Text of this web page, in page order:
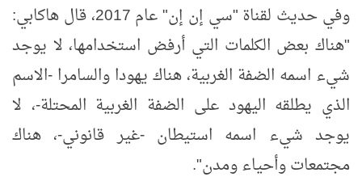
وفي حديث لقناة "سي إن إن" عام 2017، قال هاكابي:
"هناك بعض الكلمات التي أرفض استخدامها، لا يوجد
شيء اسمه الضفة الغربية، هناك يهودا والسامرا -الاسم
الذي يطلقه اليهود على الضفة الغربية المحتلة-، لا
يوجد شيء اسمه استيطان -غير قانوني-، هناك
مجتمعات وأحياء ومدن".